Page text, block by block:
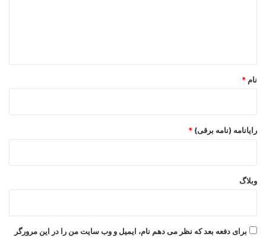
نام *
رایانامه (نامه برقی) *
وبلاگ
برای دفعه بعد که نظر می دهم نام، ایمیل و وب سایت من را در این مرورگر